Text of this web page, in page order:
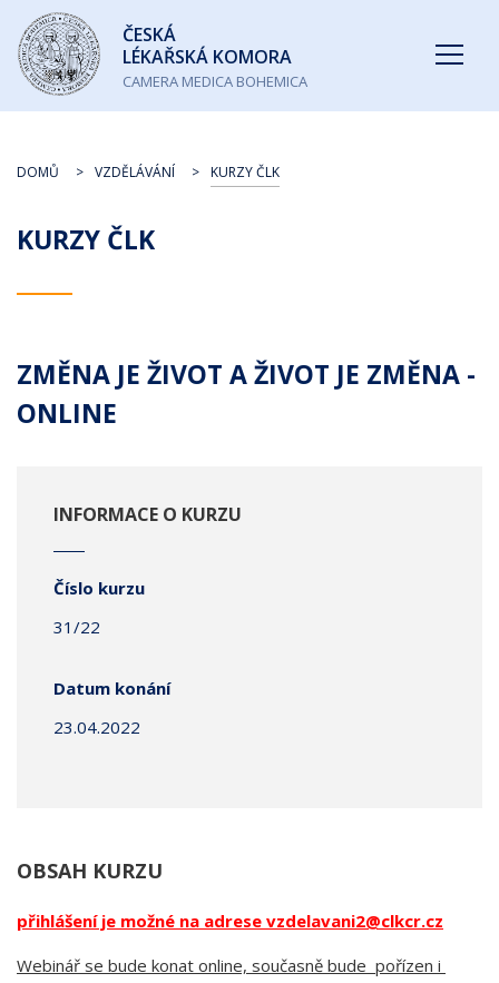
Česká
lékařská
komora
ČESKÁ
LÉKAŘSKÁ KOMORA
CAMERA MEDICA BOHEMICA
KURZY ČLK
DOMŮ VZDĚLÁVÁNÍ KURZY ČLK
ZMĚNA JE ŽIVOT A ŽIVOT JE ZMĚNA -
ONLINE
INFORMACE O KURZU
Číslo kurzu
31/22
Datum konání
23.04.2022
OBSAH KURZU
přihlášení je možné na adrese vzdelavani2@clkcr.cz
Webinář se bude konat online, současně bude pořízen i